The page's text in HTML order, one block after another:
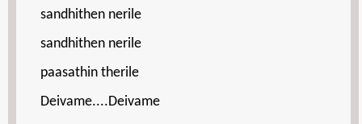
sandhithen nerile
sandhithen nerile
paasathin therile
Deivame....Deivame